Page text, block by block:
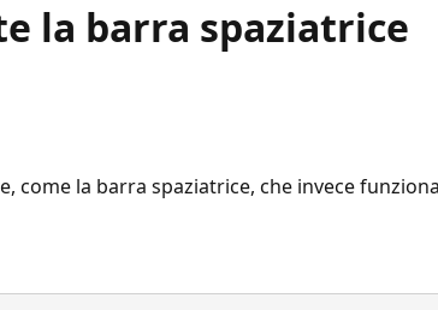
la barra spaziatrice
come la barra spaziatrice, che invece